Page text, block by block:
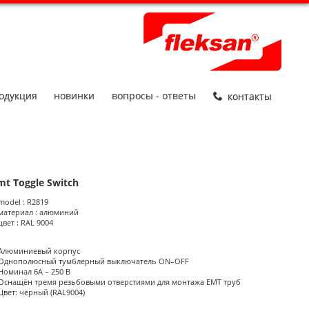
новинки вопросы - ответы контакты
Informations
Toggle Switch
: R2819
: алюминий
: RAL 9004
корпус
тумблерный выключатель ON–OFF
6А – 250 В
тремя резьбовыми отверстиями для монтажа EMT труб
чёрный (RAL9004)